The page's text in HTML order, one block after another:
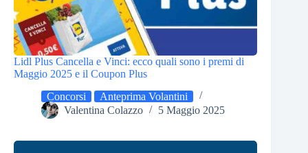
Lidl Plus Cancella e Vinci: ecco quali sono i premi di
Maggio 2025 e il Coupon Plus
Concorsi
Anteprima Volantini
Valentina Colazzo
5 Maggio 2025